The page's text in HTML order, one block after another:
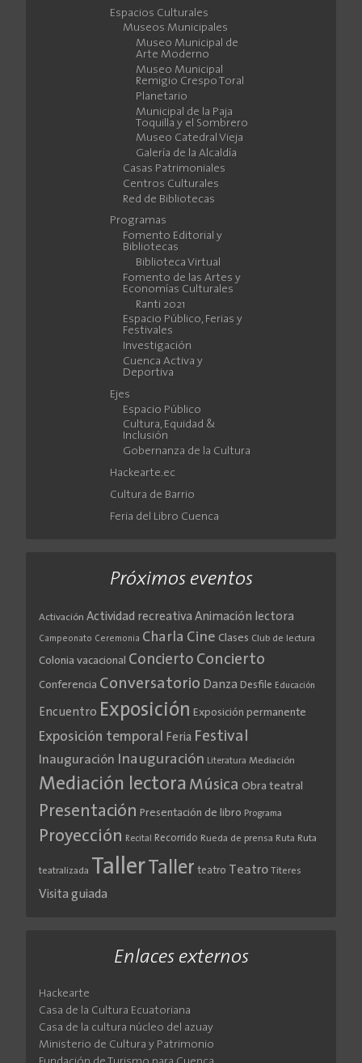
Espacios Culturales
Museos Municipales
Museo Municipal de
Arte Moderno
Museo Municipal
Remigio Crespo Toral
Planetario
Municipal de la Paja
Toquilla y el Sombrero
Museo Catedral Vieja
Galería de la Alcaldía
Casas Patrimoniales
Centros Culturales
Red de Bibliotecas
Programas
Fomento Editorial y
Bibliotecas
Biblioteca Virtual
Fomento de las Artes y
Economías Culturales
Ranti 2021
Espacio Público, Ferias y
Festivales
Investigación
Cuenca Activa y
Deportiva
Ejes
Espacio Público
Cultura, Equidad &
Inclusión
Gobernanza de la Cultura
Hackearte.ec
Cultura de Barrio
Feria del Libro Cuenca
Próximos eventos
Activación Actividad recreativa Animación lectora
Campeonato Ceremonia Charla Cine Clases Club de lectura
Colonia vacacional Concierto Concierto
Conferencia Conversatorio Danza Desfile Educación
Encuentro Exposición Exposición permanente
Exposición temporal Feria Festival
Inauguración Inauguración Literatura Mediación
Mediación lectora Música Obra teatral
Presentación Presentación de libro Programa
Proyección Recital Recorrido Rueda de prensa Ruta Ruta
teatralizada Taller Taller teatro Teatro Títeres
Visita guiada
Enlaces externos
Hackearte
Casa de la Cultura Ecuatoriana
Casa de la cultura núcleo del azuay
Ministerio de Cultura y Patrimonio